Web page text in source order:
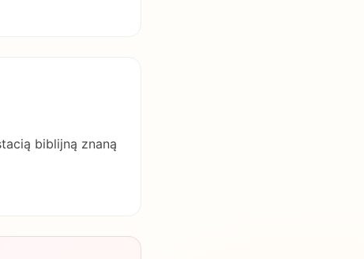
biblijną znaną